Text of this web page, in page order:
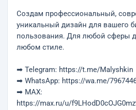
Создам профессиональный,
уникальный дизайн для вашего
пользования. Для любой сферы
любом стиле.
➡ Telegram: https://t.me/Malyshkin
➡ WhatsApp: https://wa.me/
➡ MAX:
https://max.ru/u/